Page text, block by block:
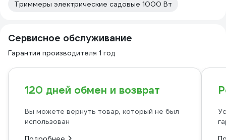
Триммеры электрические садовые 1000 Вт
Сервисное обслуживание
Гарантия производителя 1 год
120 дней обмен и возврат
Вы можете вернуть товар, который не был
использован